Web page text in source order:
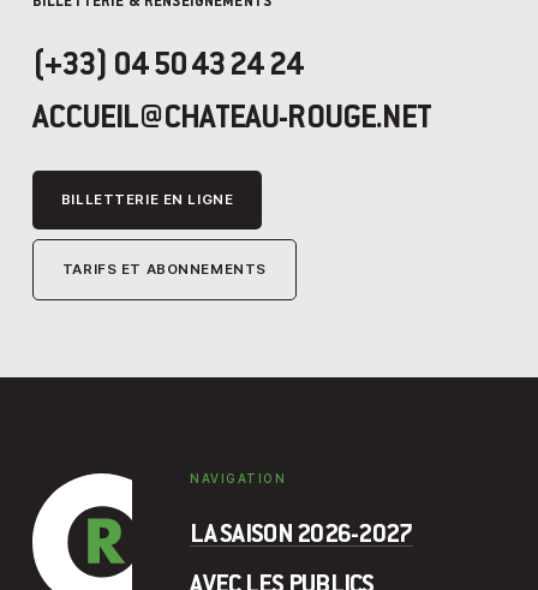
(+33) 04 50 43 24 24
ACCUEIL@CHATEAU-ROUGE.NET
BILLETTERIE EN LIGNE
TARIFS ET ABONNEMENTS
NAVIGATION
LA SAISON 2026-2027
AVEC LES PUBLICS